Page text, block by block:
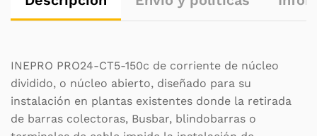
INEPRO PRO24-CT5-150c de corriente de núcleo
dividido, o núcleo abierto, diseñado para su
instalación en plantas existentes donde la retirada
de barras colectoras, Busbar, blindobarras o